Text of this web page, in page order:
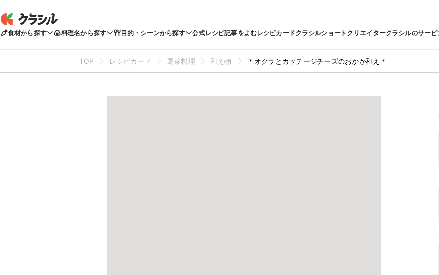
食材から探す 料理名から探す 目的・シーンから探す 公式レシピ記事をよむレシピカードクラシルショートクリエイタークラシルのサービ
TOP レシピカード 野菜料理 和え物 ＊オクラとカッテージチーズのおかか和え＊